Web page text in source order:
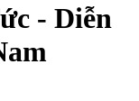
- Diễn